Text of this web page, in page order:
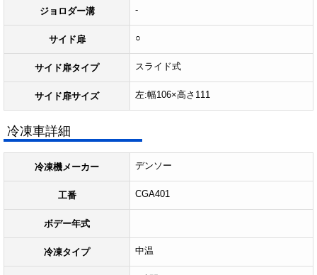
ジョロダー溝 -
サイド扉 ○
サイド扉タイプ スライド式
サイド扉サイズ 左:幅106×高さ111
冷凍車詳細
冷凍機メーカー デンソー
工番 CGA401
ボデー年式
冷凍タイプ 中温